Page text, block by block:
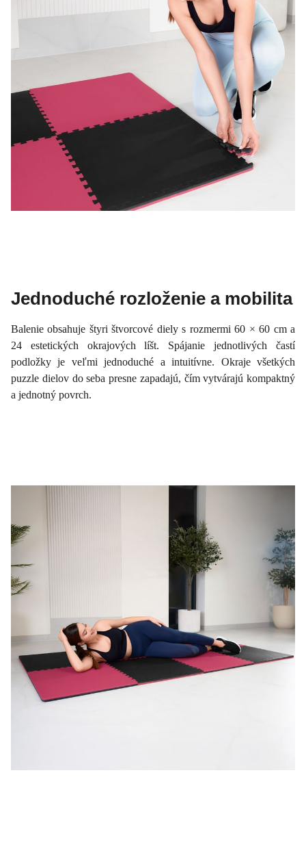
Jednoduché rozloženie a mobilita
Balenie obsahuje štyri štvorcové diely s rozmermi 60 × 60 cm a
24 estetických okrajových líšt. Spájanie jednotlivých častí
podložky je veľmi jednoduché a intuitívne. Okraje všetkých
puzzle dielov do seba presne zapadajú, čím vytvárajú kompaktný
a jednotný povrch.